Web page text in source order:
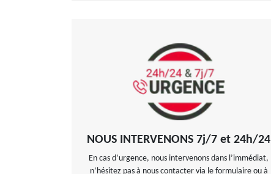
NOUS INTERVENONS 7j/7 et 24h/24
En cas d’urgence, nous intervenons dans l’immédiat,
n’hésitez pas à nous contacter via le formulaire ou à